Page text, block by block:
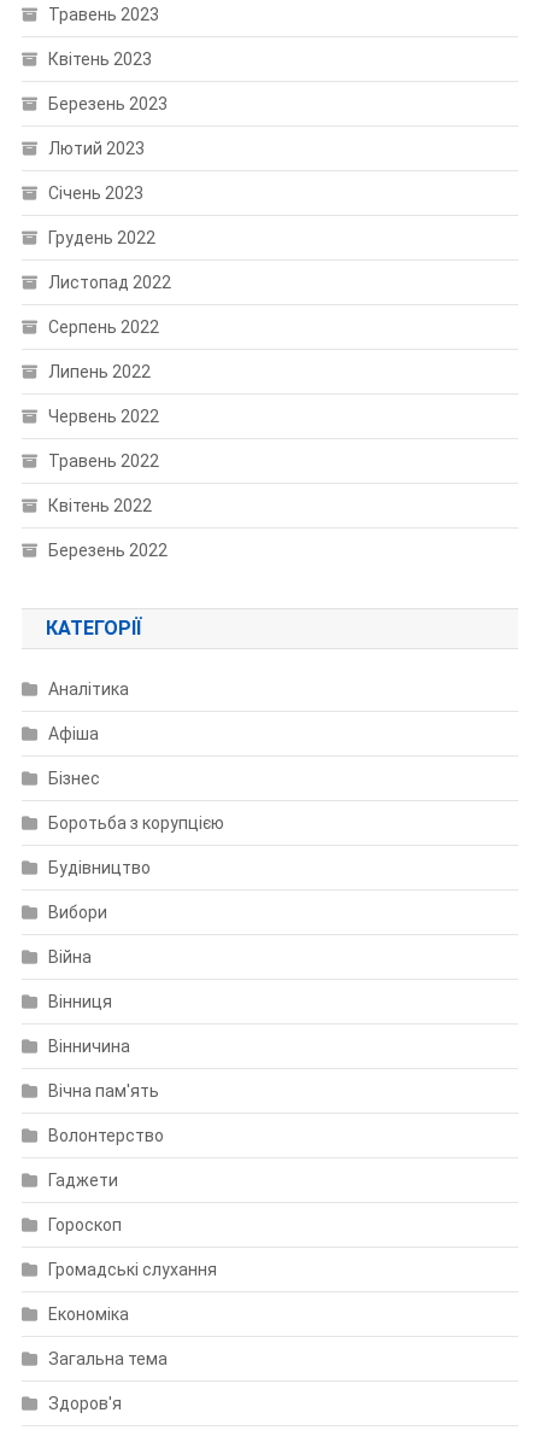
Травень 2023
Квітень 2023
Березень 2023
Лютий 2023
Січень 2023
Грудень 2022
Листопад 2022
Серпень 2022
Липень 2022
Червень 2022
Травень 2022
Квітень 2022
Березень 2022
КАТЕГОРІЇ
Аналітика
Афіша
Бізнес
Боротьба з корупцією
Будівництво
Вибори
Війна
Вінниця
Вінничина
Вічна пам'ять
Волонтерство
Гаджети
Гороскоп
Громадські слухання
Економіка
Загальна тема
Здоров'я